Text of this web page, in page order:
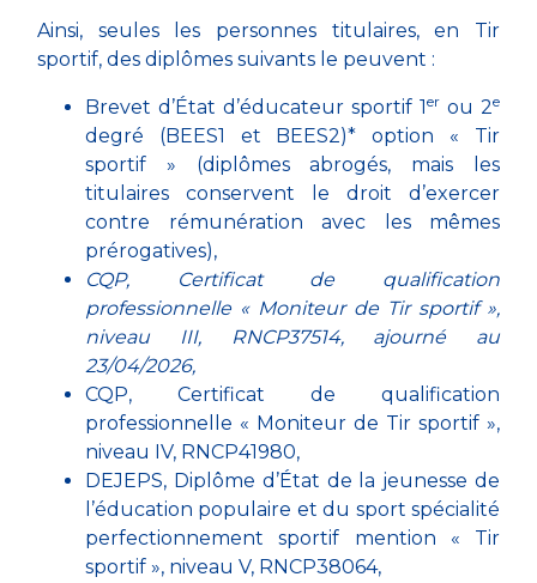
Ainsi, seules les personnes titulaires, en Tir
sportif, des diplômes suivants le peuvent :
Brevet d’État d’éducateur sportif 1er ou 2e
degré (BEES1 et BEES2)* option « Tir
sportif » (diplômes abrogés, mais les
titulaires conservent le droit d’exercer
contre rémunération avec les mêmes
prérogatives),
CQP,
Certificat de qualification
professionnelle « Moniteur de Tir sportif »,
niveau III, RNCP37514, ajourné au
23/04/2026,
CQP, Certificat de qualification
professionnelle « Moniteur de Tir sportif »,
niveau IV, RNCP41980,
DEJEPS, Diplôme d’État de la jeunesse de
l’éducation populaire et du sport spécialité
perfectionnement sportif mention « Tir
sportif », niveau V, RNCP38064,